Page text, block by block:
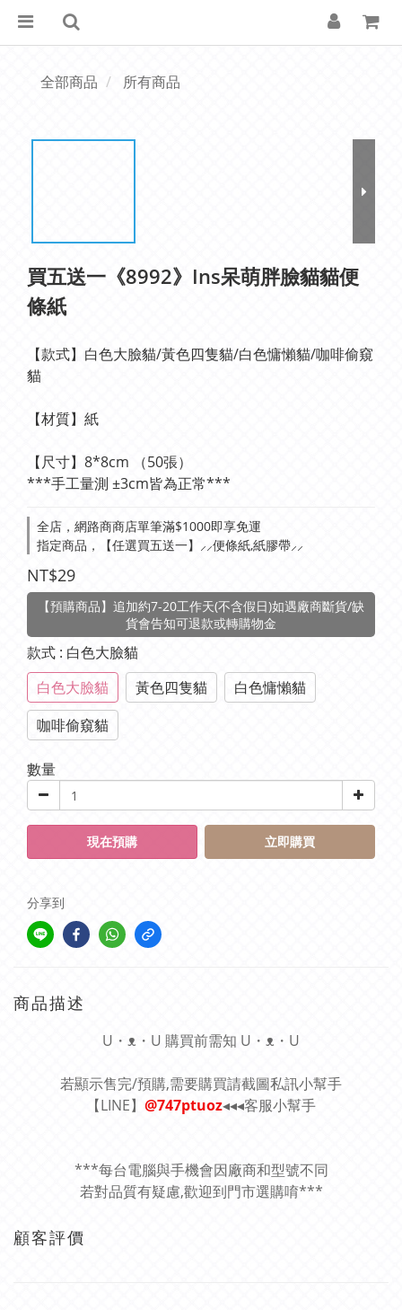
全部商品 所有商品
買五送一《8992》Ins呆萌胖臉貓貓便
條紙
【款式】白色大臉貓/黃色四隻貓/白色慵懶貓/咖啡偷窺
貓
【材質】紙
【尺寸】8*8cm （50張）
***手工量測 ±3cm皆為正常***
全店，網路商商店單筆滿$1000即享免運
指定商品，【任選買五送一】⸝⸝便條紙,紙膠帶⸝⸝
NT$29
【預購商品】追加約7-20工作天(不含假日)如遇廠商斷貨/缺
貨會告知可退款或轉購物金
款式 : 白色大臉貓
白色大臉貓
黃色四隻貓
白色慵懶貓
咖啡偷窺貓
數量
現在預購 立即購買
分享到
商品描述
U・ᴥ・U 購買前需知 U・ᴥ・U
若顯示售完/預購,需要購買請截圖私訊小幫手
【LINE】 @747ptuoz◂◂◂客服小幫手
***每台電腦與手機會因廠商和型號不同
若對品質有疑慮,歡迎到門市選購唷***
顧客評價